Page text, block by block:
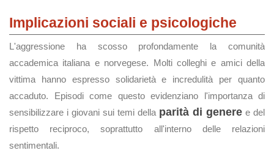
Implicazioni sociali e psicologiche
L'aggressione ha scosso profondamente la comunità
accademica italiana e norvegese. Molti colleghi e amici della
vittima hanno espresso solidarietà e incredulità per quanto
accaduto. Episodi come questo evidenziano l'importanza di
sensibilizzare i giovani sui temi della parità di genere e del
rispetto reciproco, soprattutto all'interno delle relazioni
sentimentali.